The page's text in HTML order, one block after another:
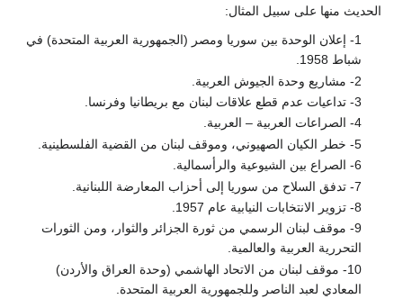
الحديث منها على سبيل المثال:
1- إعلان الوحدة بين سوريا ومصر (الجمهورية العربية المتحدة) في
شباط 1958.
2- مشاريع وحدة الجيوش العربية.
3- تداعيات عدم قطع علاقات لبنان مع بريطانيا وفرنسا.
4- الصراعات العربية – العربية.
5- خطر الكيان الصهيوني، وموقف لبنان من القضية الفلسطينية.
6- الصراع بين الشيوعية والرأسمالية.
7- تدفق السلاح من سوريا إلى أحزاب المعارضة اللبنانية.
8- تزوير الانتخابات النيابية عام 1957.
9- موقف لبنان الرسمي من ثورة الجزائر والثوار، ومن الثورات
التحررية العربية والعالمية.
10- موقف لبنان من الاتحاد الهاشمي (وحدة العراق والأردن)
المعادي لعبد الناصر وللجمهورية العربية المتحدة.